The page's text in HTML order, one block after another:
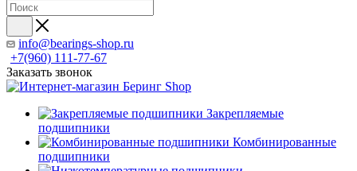
info@bearings-shop.ru
+7(960) 111-77-67
Заказать звонок
Закрепляемые
подшипники
Комбинированные
подшипники